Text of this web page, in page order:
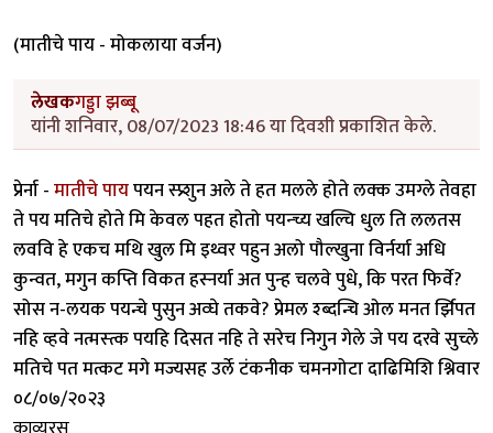
(मातीचे पाय - मोकलाया वर्जन)
लेखकगड्डा झब्बू
यांनी शनिवार, 08/07/2023 18:46 या दिवशी प्रकाशित केले.
प्रेर्ना -मातीचे पायपयन स्प्र्शुन अले ते हत मलले होते लक्क उमग्ले तेवहा
ते पय मतिचे होते मि केवल पहत होतो पयन्च्य खल्चि धुल ति ललतस
लववि हे एकच मथि खुल मि इथ्वर पहुन अलो पौल्खुना विर्नर्या अधि
कुन्वत, मगुन कप्ति विकत हस्नर्या अत पुन्ह चलवे पुधे, कि परत फिर्वे?
सोस न-लयक पयन्चे पुसुन अव्घे तकवे? प्रेमल श्ब्दन्चि ओल मनत र्झिपत
नहि व्हवे नत्मस्त्क पयहि दिसत नहि ते सरेच निगुन गेले जे पय दरवे सुच्ले
मतिचे पत मत्कट मगे मज्यसह उर्ले टंकनीक चमनगोटा दाढिमिशि श्निवार
०८/०७/२०२३